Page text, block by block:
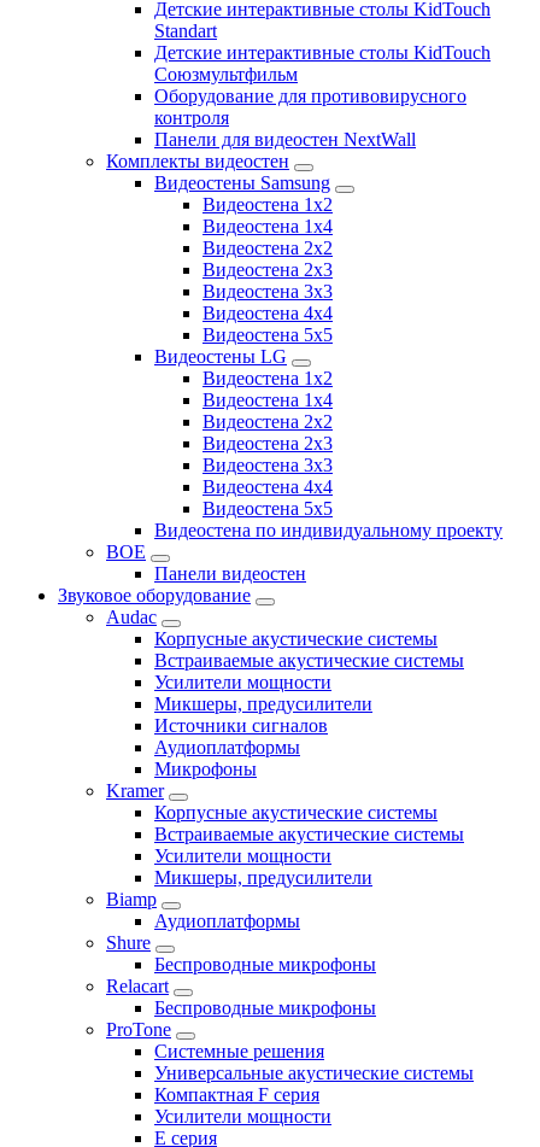
Детские интерактивные столы KidTouch
Standart
Детские интерактивные столы KidTouch
Союзмультфильм
Оборудование для противовирусного
контроля
Панели для видеостен NextWall
Комплекты видеостен
Видеостены Samsung
Видеостена 1x2
Видеостена 1x4
Видеостена 2x2
Видеостена 2х3
Видеостена 3x3
Видеостена 4x4
Видеостена 5x5
Видеостены LG
Видеостена 1x2
Видеостена 1x4
Видеостена 2x2
Видеостена 2x3
Видеостена 3x3
Видеостена 4x4
Видеостена 5x5
Видеостена по индивидуальному проекту
BOE
Панели видеостен
Звуковое оборудование
Audac
Корпусные акустические системы
Встраиваемые акустические системы
Усилители мощности
Микшеры, предусилители
Источники сигналов
Аудиоплатформы
Микрофоны
Kramer
Корпусные акустические системы
Встраиваемые акустические системы
Усилители мощности
Микшеры, предусилители
Biamp
Аудиоплатформы
Shure
Беспроводные микрофоны
Relacart
Беспроводные микрофоны
ProTone
Системные решения
Универсальные акустические системы
Компактная F серия
Усилители мощности
E серия